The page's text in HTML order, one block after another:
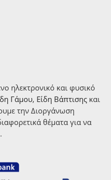
ηλεκτρονικό και φυσικό
Γάμου, Είδη Βάπτισης και
την Διοργάνωση
θέματα για να